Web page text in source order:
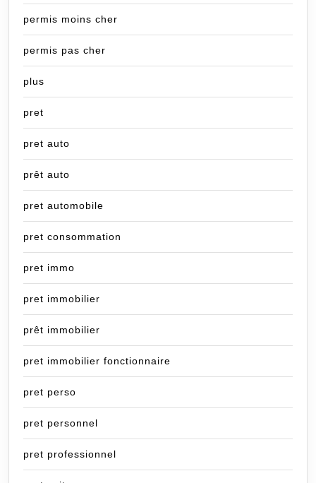
permis moins cher
permis pas cher
plus
pret
pret auto
prêt auto
pret automobile
pret consommation
pret immo
pret immobilier
prêt immobilier
pret immobilier fonctionnaire
pret perso
pret personnel
pret professionnel